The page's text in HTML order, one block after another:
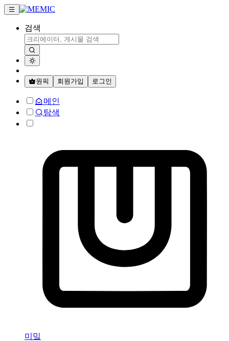
검색
원픽 회원가입 로그인
메인
탐색
미밐